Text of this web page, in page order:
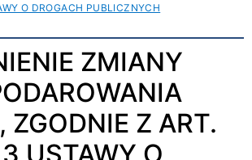
O DROGACH PUBLICZNYCH
ZMIANY
ZGODNIE Z ART.